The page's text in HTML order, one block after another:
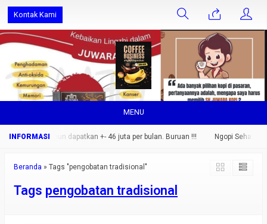
Kontak Kami
MENU
saja.. setahun dapatkan +- 46 juta per bulan. Buruan !!! Ngopi Sehat
Beranda » Tags "pengobatan tradisional"
Tags pengobatan tradisional